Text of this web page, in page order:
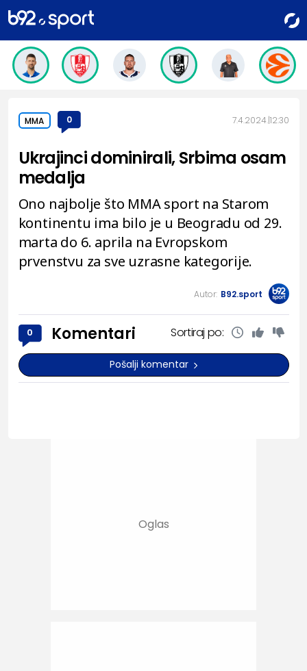
MMA 0 7.4.2024. 12:30
Ukrajinci dominirali, Srbima osam
medalja
Ono najbolje što MMA sport na Starom
kontinentu ima bilo je u Beogradu od 29.
marta do 6. aprila na Evropskom
prvenstvu za sve uzrasne kategorije.
Autor: B92.sport
0 Komentari Sortiraj po:
Pošalji komentar